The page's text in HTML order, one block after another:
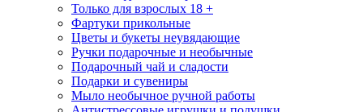
Только для взрослых 18 +
Фартуки прикольные
Цветы и букеты неувядающие
Ручки подарочные и необычные
Подарочный чай и сладости
Подарки и сувениры
Мыло необычное ручной работы